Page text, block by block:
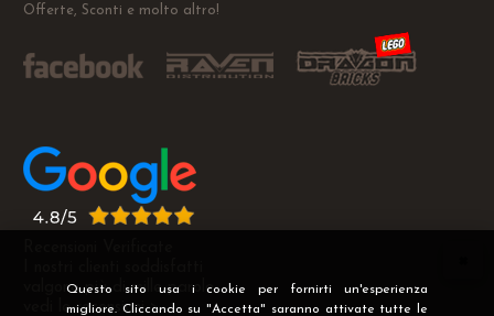
Questo sito usa i cookie per fornirti un'esperienza
migliore. Cliccando su "Accetta" saranno attivate tutte le
Offerte, Sconti e molto altro!
valgono più di mille parole
vedi le recensioni >